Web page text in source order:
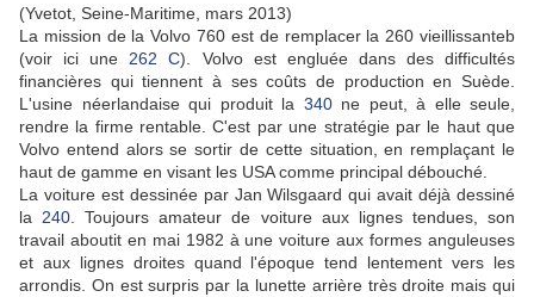
(Yvetot, Seine-Maritime, mars 2013)
La mission de la Volvo 760 est de remplacer la 260 vieillissanteb
(voir ici une 262 C). Volvo est engluée dans des difficultés
financières qui tiennent à ses coûts de production en Suède.
L'usine néerlandaise qui produit la 340ne peut, à elle seule,
rendre la firme rentable. C'est par une stratégie par le haut que
Volvo entend alors se sortir de cette situation, en remplaçant le
haut de gamme en visant les USA comme principal débouché.
La voiture est dessinée par Jan Wilsgaard qui avait déjà dessiné
la 240 . Toujours amateur de voiture aux lignes tendues, son
travail aboutit en mai 1982 à une voiture aux formes anguleuses
et aux lignes droites quand l'époque tend lentement vers les
arrondis. On est surpris par la lunette arrière très droite mais qui